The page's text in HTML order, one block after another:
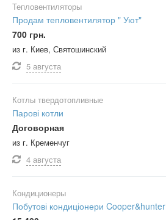
Тепловентиляторы
Продам тепловентилятор " Уют"
700 грн.
из г. Киев, Святошинский
5 августа
Котлы твердотопливные
Парові котли
Договорная
из г. Кременчуг
4 августа
Кондиционеры
Побутові кондиціонери Cooper&hunter